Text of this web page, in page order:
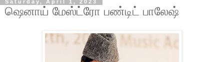
Saturday, April 1, 2023
ஷெனாய் மேஸ்ட்ரோ பண்டிட் பாலேஷ்